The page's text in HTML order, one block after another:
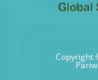
Copyright